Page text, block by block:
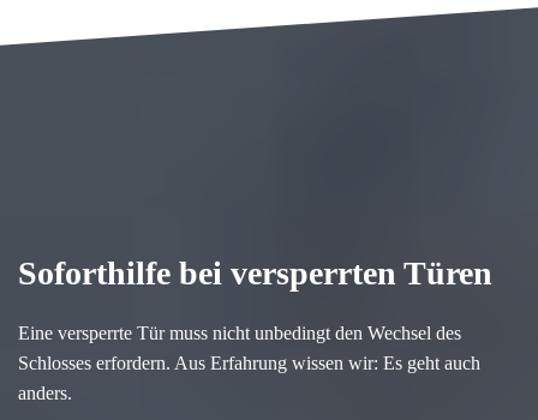
Soforthilfe bei versperrten Türen
Eine versperrte Tür muss nicht unbedingt den Wechsel des
Schlosses erfordern. Aus Erfahrung wissen wir: Es geht auch
anders.